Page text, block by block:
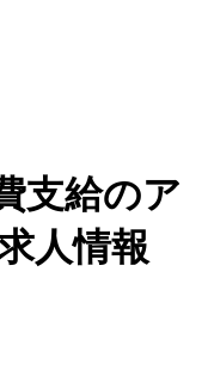
支給のア
人情報